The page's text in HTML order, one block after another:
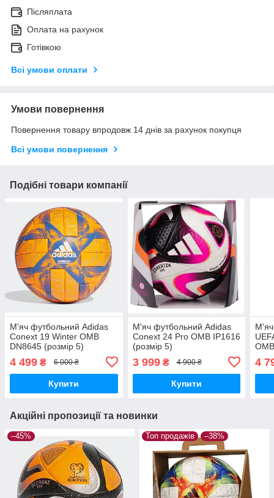
Післяплата
Оплата на рахунок
Готівкою
Всі умови оплати
Умови повернення
Повернення товару впродовж 14 днів за рахунок покупця
Всі умови повернення
Подібні товари компанії
М'яч футбольний Adidas
Conext 19 Winter OMB
DN8645 (розмір 5)
4 499 ₴ 6 000 ₴
Купити
М'яч футбольний Adidas
Conext 24 Pro OMB IP1616
(розмір 5)
3 999₴ 4 900 ₴
Купити
М'яч
4
Акційні пропозиції та новинки
–45% Топ продажів –38%